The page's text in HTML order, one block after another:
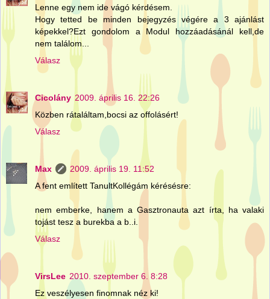
Lenne egy nem ide vágó kérdésem.
Hogy tetted be minden bejegyzés végére a 3 ajánlást
képekkel?Ezt gondolom a Modul hozzáadásánál kell,de
nem találom...
Válasz
Cicolány 2009. április 16. 22:26
Közben rátaláltam,bocsi az offolásért!
Válasz
Max
2009. április 19. 11:52
A fent említett TanultKollégám kérésésre:
nem emberke, hanem a Gasztronauta azt írta, ha valaki
tojást tesz a burekba a b..i.
Válasz
VirsLee 2010. szeptember 6. 8:28
Ez veszélyesen finomnak néz ki!